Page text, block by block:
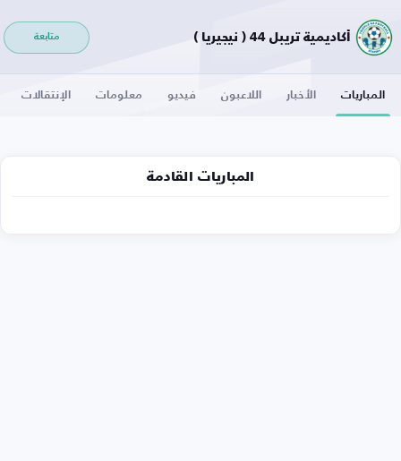
أكاديمية تريبل 44 ( نيجيريا ) متابعة
المباريات الأخبار اللاعبون فيديو معلومات الإنتقالات
المباريات القادمة